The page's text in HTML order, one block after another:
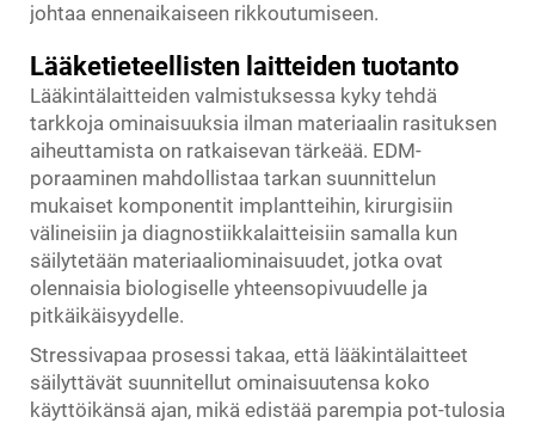
johtaa ennenaikaiseen rikkoutumiseen.
Lääketieteellisten laitteiden tuotanto
Lääkintälaitteiden valmistuksessa kyky tehdä
tarkkoja ominaisuuksia ilman materiaalin rasituksen
aiheuttamista on ratkaisevan tärkeää. EDM-
poraaminen mahdollistaa tarkan suunnittelun
mukaiset komponentit implantteihin, kirurgisiin
välineisiin ja diagnostiikkalaitteisiin samalla kun
säilytetään materiaaliominaisuudet, jotka ovat
olennaisia biologiselle yhteensopivuudelle ja
pitkäikäisyydelle.
Stressivapaa prosessi takaa, että lääkintälaitteet
säilyttävät suunnitellut ominaisuutensa koko
käyttöikänsä ajan, mikä edistää parempia pot-tulosia